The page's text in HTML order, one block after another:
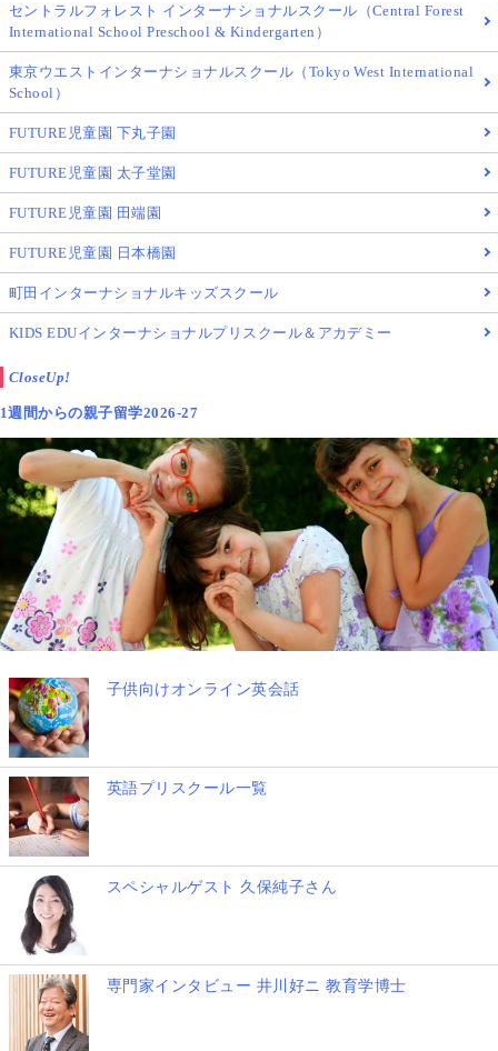
セントラルフォレスト インターナショナルスクール（Central Forest
International School Preschool & Kindergarten）
東京ウエストインターナショナルスクール（Tokyo West International
School）
FUTURE児童園 下丸子園
FUTURE児童園 太子堂園
FUTURE児童園 田端園
FUTURE児童園 日本橋園
町田インターナショナルキッズスクール
KIDS EDUインターナショナルプリスクール＆アカデミー
CloseUp!
1週間からの親子留学2026-27
子供向けオンライン英会話
英語プリスクール一覧
スペシャルゲスト 久保純子さん
専門家インタビュー 井川好ニ 教育学博士